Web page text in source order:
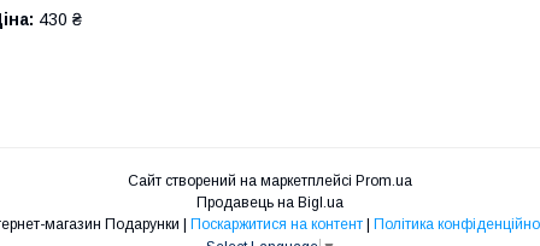
430 ₴
Сайт створений на маркетплейсі Prom.ua
Продавець на Bigl.ua
Інтернет-магазин Подарунки | Поскаржитися на контент | Політика